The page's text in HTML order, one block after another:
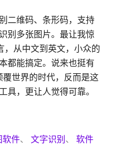
二维码、条形码，支持
别多张图片。最让我惊
，从中文到英文，小众的
都能搞定。说来也挺有
世界的时代，反而是这
具，更让人觉得可靠。
软件、文字识别、软件